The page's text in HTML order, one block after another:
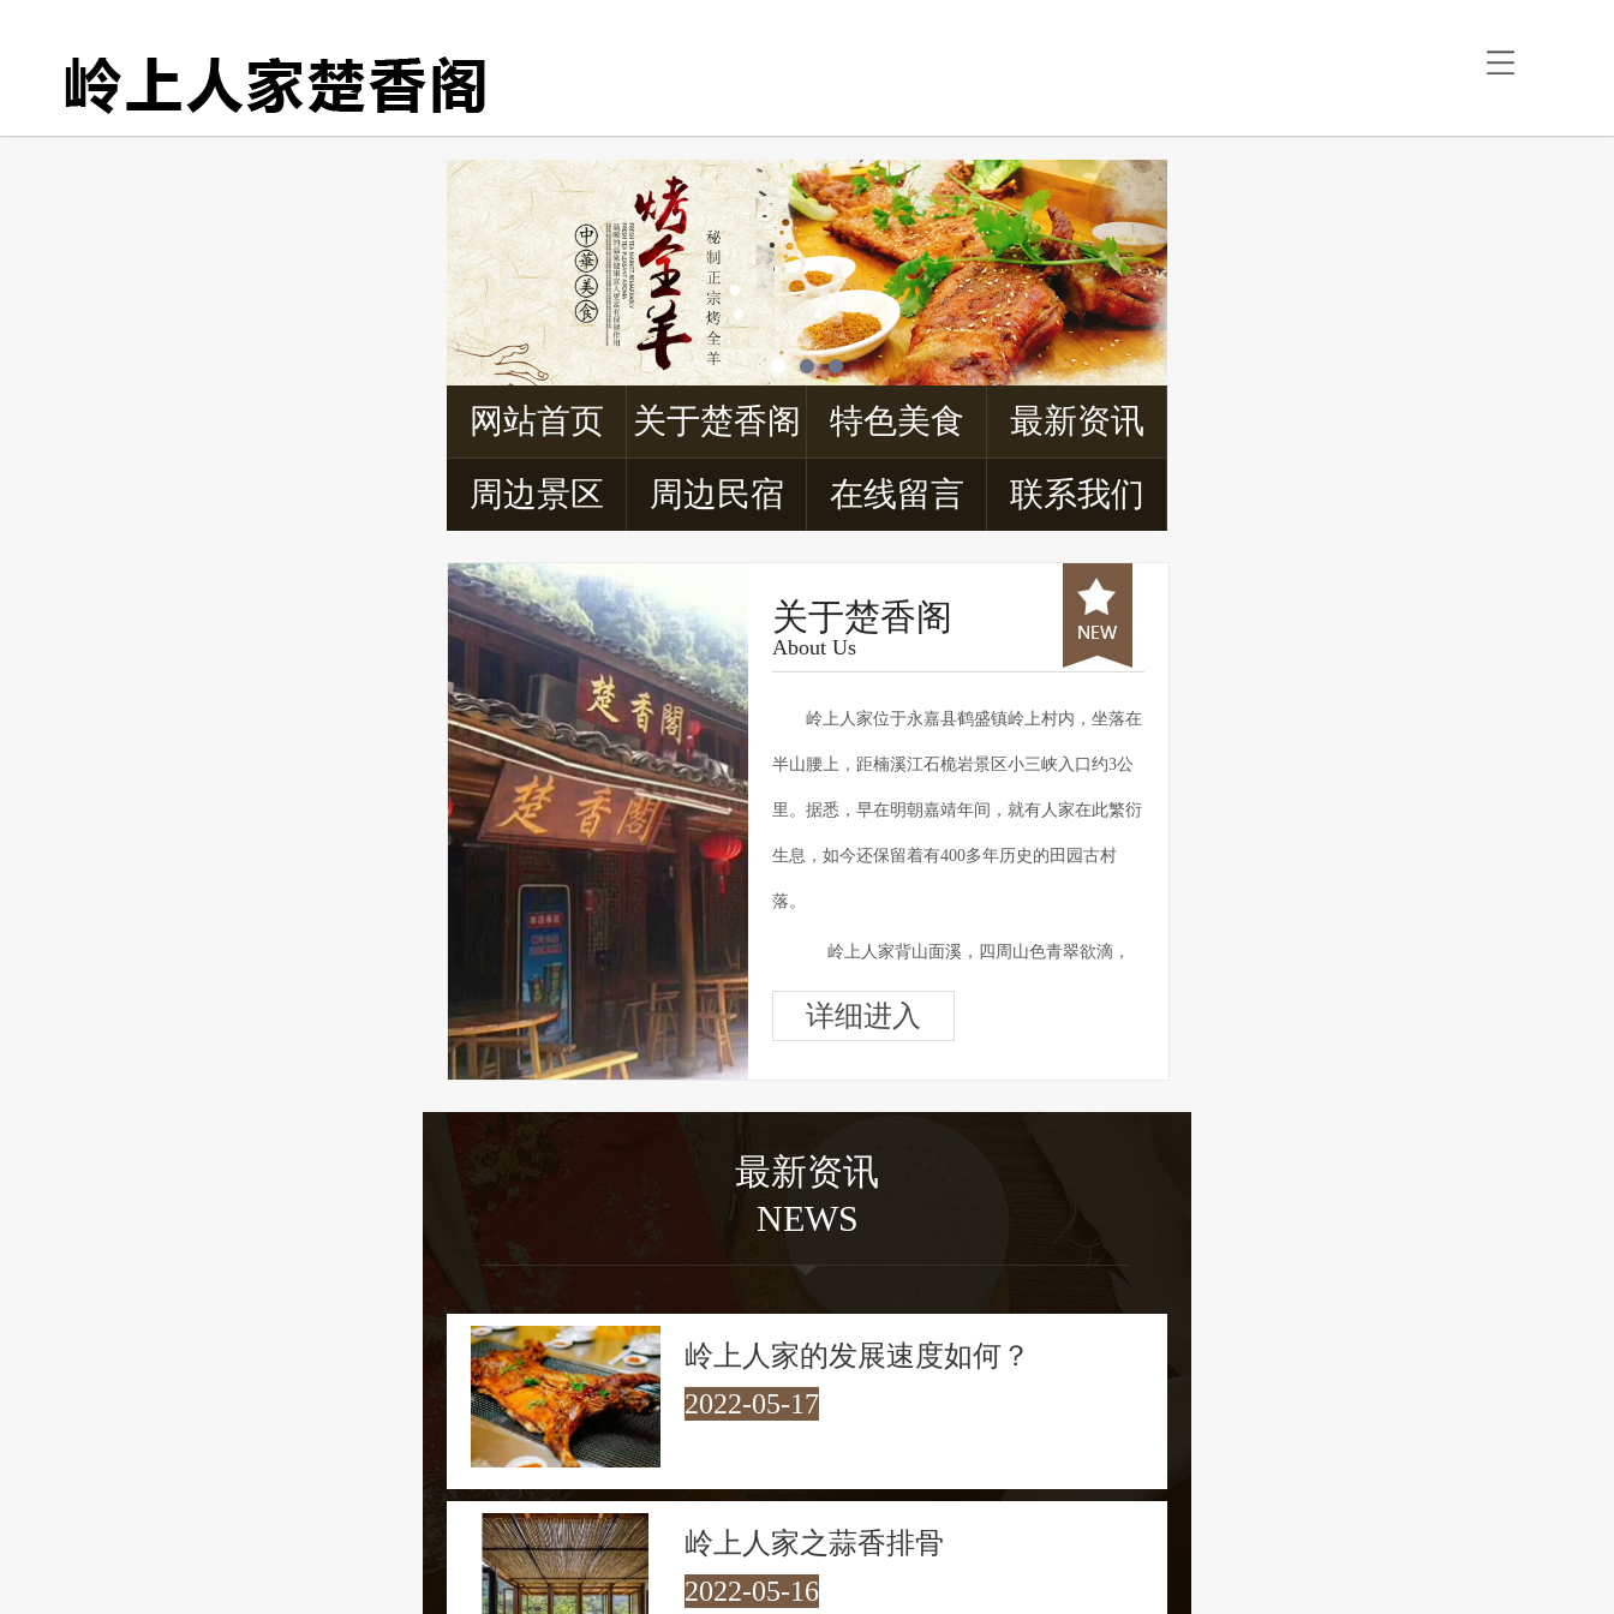
网站首页 关于楚香阁 特色美食
最新资讯
周边景区
周边民宿 在线留言 联系我们
关于楚香阁
About Us
岭上人家位于永嘉县鹤盛镇岭上村内，坐落在
半山腰上，距楠溪江石桅岩景区小三峡入口约3公
里。据悉，早在明朝嘉靖年间，就有人家在此繁衍
生息，如今还保留着有400多年历史的田园古村
落。
岭上人家背山面溪，四周山色青翠欲滴，
空气清新异常，素有“天然氧吧”之称，自然环境得
天独厚。 村内房屋外观一仍其旧，显得朴素大
走在村口30多米长的铁索桥上，游客仿佛
进入了青山绿水的怀抱，四周山色青翠欲滴，桥下
溪流潺潺而过。溪流汇聚成几十米宽的碧潭，清澈
禁地下水嬉戏。每到夜幕降临，岭上人家的夜景也
是一绝，让人流连忘返！
详细进入
最新资讯
NEWS
岭上人家的发展速度如何？
2022-05-17
岭上人家之蒜香排骨
2022-05-16